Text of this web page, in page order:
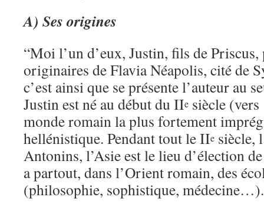
A) Ses origines
“Moi l’un d’eux, Justin, fils de
originaires de Flavia Néapolis, cité de
c’est ainsi que se présente l’auteur au
Justin est né au début du IIe siècle
monde romain la plus fortement
hellénistique. Pendant tout le IIe siècle,
Antonins, l’Asie est le lieu d’élection
a partout, dans l’Orient romain, des
(philosophie, sophistique, médecine…).